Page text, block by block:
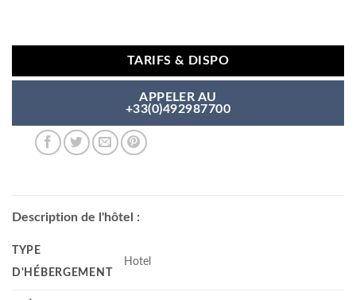
TARIFS & DISPO
APPELER AU
+33(0)492987700
Description de l'hôtel :
TYPE
D'HÉBERGEMENT
Hotel